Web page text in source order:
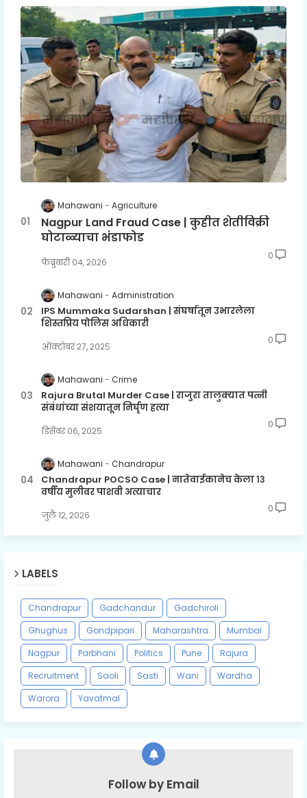
Mahawani Agriculture
Nagpur Land Fraud Case | कुहीत शेतीविक्री
घोटाळ्याचा भंडाफोड
फेब्रुवारी ०४, २०२६
0
Mahawani Administration
IPS Mummaka Sudarshan | संघर्षातून उभारलेला
शिस्तप्रिय पोलिस अधिकारी
ऑक्टोबर २७, २०२५
0
Mahawani Crime
Rajura Brutal Murder Case | राजुरा तालुक्यात पत्नी
संबंधांच्या संशयातून निर्घृण हत्या
डिसेंबर ०६, २०२५
0
Mahawani Chandrapur
Chandrapur POCSO Case | नातेवाईकानेच केला १३
वर्षीय मुलीवर पाशवी अत्याचार
जुलै १२, २०२६
0
LABELS
Chandrapur Gadchandur
Gadchiroli
Ghughus
Gondpipari Maharashtra
Mumbai
Nagpur
Parbhani Politics Pune
Rajura
Recruitment
Saoli Sasti Wani
Wardha
Warora
Yavatmal
Follow by Email